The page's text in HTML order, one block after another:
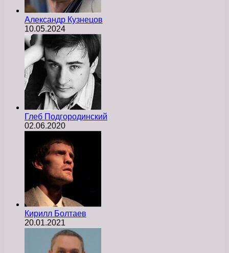
Александр Кузнецов
10.05.2024
Глеб Подгородинский
02.06.2020
Кирилл Болтаев
20.01.2021